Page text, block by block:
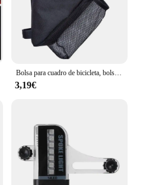
Bolsa para cuadro de bicicleta, bolsa para manillar de tubo frontal, resistente al agua, con soporte para botella de agua, accesorios para bicicleta
3,19€